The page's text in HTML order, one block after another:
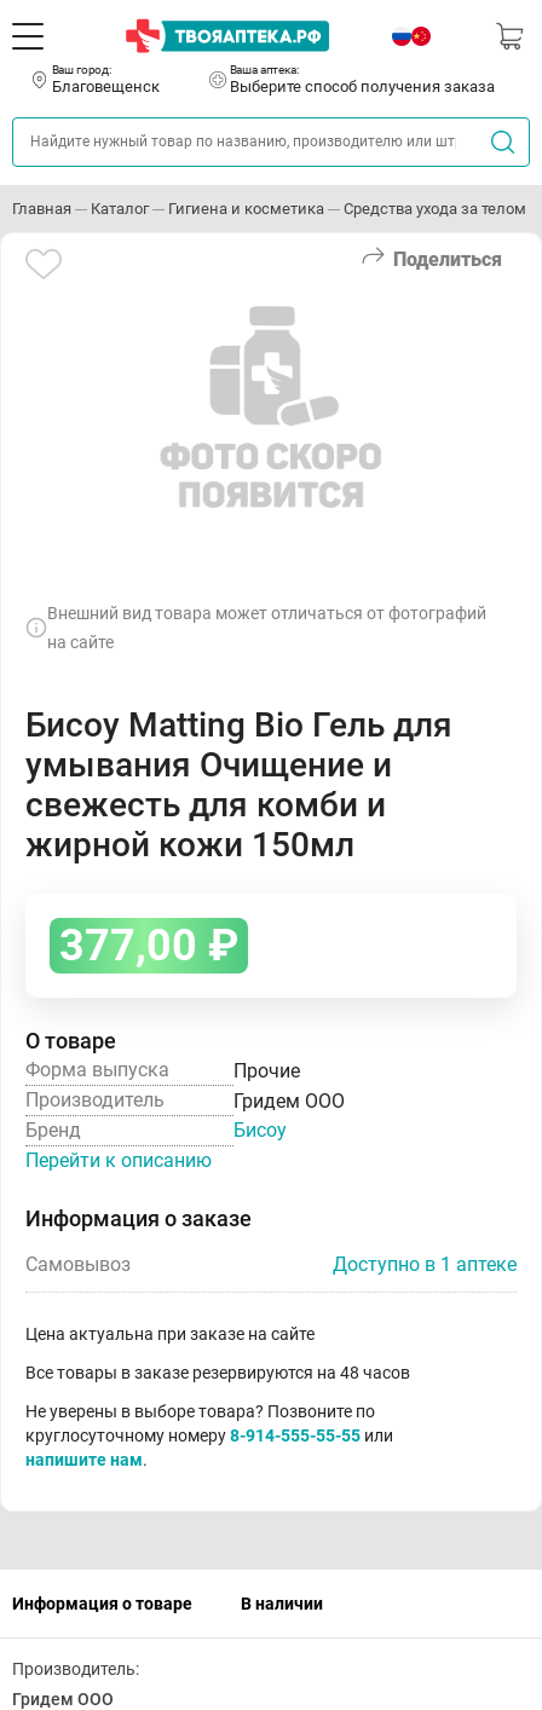
Ваш город:
Благовещенск
Ваша аптека:
Выберите способ получения заказа
Главная Каталог Гигиена и косметика Средства ухода за телом
Поделиться
Внешний вид товара может отличаться от фотографий
на сайте
Бисоу Matting Bio Гель для
умывания Очищение и
свежесть для комби и
жирной кожи 150мл
377,00 ₽
О товаре
Форма выпуска
Прочие
Производитель
Гридем ООО
Бренд
Бисоу
Перейти к описанию
Информация о заказе
Самовывоз Доступно в 1 аптеке
Цена актуальна при заказе на сайте
Все товары в заказе резервируются на 48 часов
Не уверены в выборе товара? Позвоните по
круглосуточному номеру8-914-555-55-55 или
напишите нам.
Информация о товаре В наличии
Производитель:
Гридем ООО